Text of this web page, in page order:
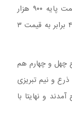
گلیم مجموعا به مساحت ۸٫۱۵ مترمربع با قیمت پایه ۹۰۰ هزار
تومان به سالن حراج آمدند و با رشد بیش از ۴ برابر به قیمت ۳
چهل و چهارم هم
و نیم تبریزی
آمدند و نهایتا با